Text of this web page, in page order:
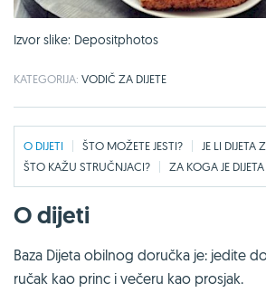
Izvor slike: Depositphotos
KATEGORIJA: VODIČ ZA DIJETE
O DIJETI ŠTO MOŽETE JESTI?
JE LI DIJETA
ŠTO KAŽU STRUČNJACI?
ZA KOGA JE
O dijeti
Baza Dijeta obilnog doručka je: jedite
ručak kao princ i večeru kao prosjak.